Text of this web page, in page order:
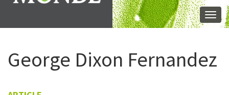
George Dixon Fernandez